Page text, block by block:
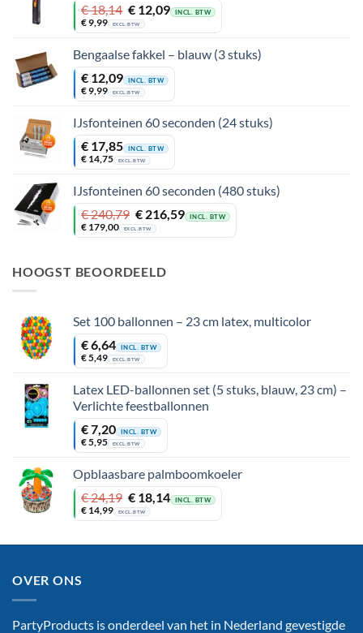
€18,14
Oorspronkelijke
prijs
was:
€ 18,14.
€12,09
Huidige
prijs
is:
€ 12,09.
INCL. BTW
€9,99 EXCL. BTW
Bengaalse fakkel – blauw (3 stuks)
€ 12,09 INCL. BTW
€9,99 EXCL. BTW
IJsfonteinen 60 seconden (24 stuks)
€ 17,85 INCL. BTW
€ 14,75 EXCL. BTW
IJsfonteinen 60 seconden (480 stuks)
€240,79
Oorspronkelijke
prijs
was:
€216,59
Huidige
prijs
is:
INCL. BTW
€ 179,00 EXCL. BTW
HOOGST BEOORDEELD
Set 100 ballonnen – 23 cm latex, multicolor
€6,64 INCL. BTW
€5,49 EXCL. BTW
Latex LED-ballonnen set (5 stuks, blauw, 23 cm) –
Verlichte feestballonnen
€7,20 INCL. BTW
€5,95 EXCL. BTW
Opblaasbare palmboomkoeler
€24,19
Oorspronkelijke
prijs
was:
€18,14
Huidige
prijs
is:
INCL. BTW
€ 14,99 EXCL. BTW
OVER ONS
PartyProducts is onderdeel van het in Nederland gevestigde